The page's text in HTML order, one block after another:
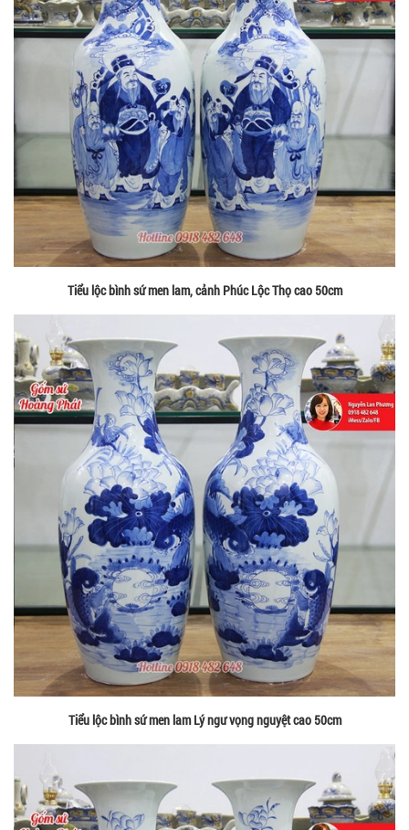
Tiểu lộc bình sứ men lam, cảnh Phúc Lộc Thọ cao 50cm
Tiểu lộc bình sứ men lam Lý ngư vọng nguyệt cao 50cm